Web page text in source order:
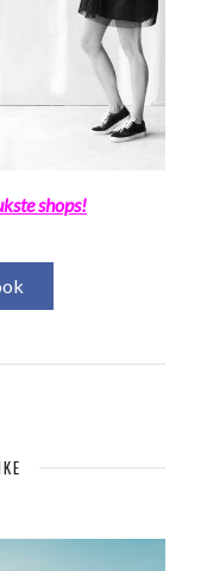
shops!